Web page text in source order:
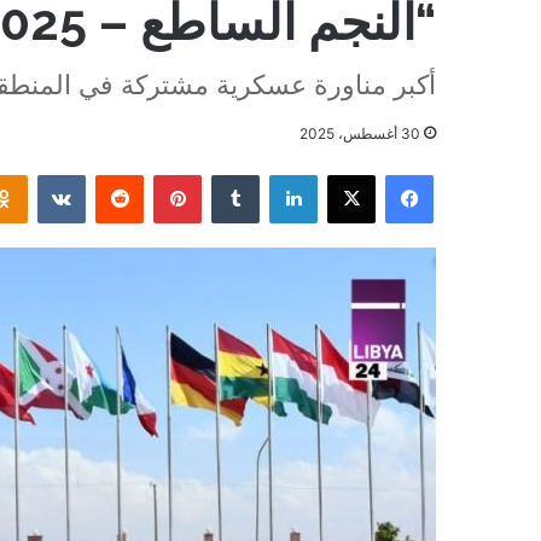
“النجم الساطع – 2025”
أكبر مناورة عسكرية مشتركة في
30 أغسطس، 2025
فيسبوك ‫X لينكدإن بينتيريست